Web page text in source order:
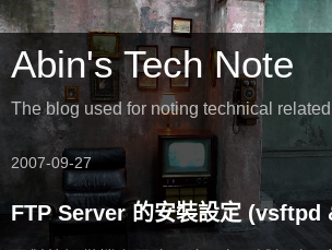
Abin's Tech Note
The blog used for noting technical
2007-09-27
FTP Server 的安裝設定 (vsftpd